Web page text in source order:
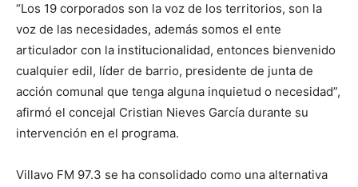
“Los 19 corporados son la voz de los territorios, son la
voz de las necesidades, además somos el ente
articulador con la institucionalidad, entonces bienvenido
cualquier edil, líder de barrio, presidente de junta de
acción comunal que tenga alguna inquietud o necesidad”,
afirmó el concejal Cristian Nieves García durante su
intervención en el programa.
Villavo FM 97.3 se ha consolidado como una alternativa